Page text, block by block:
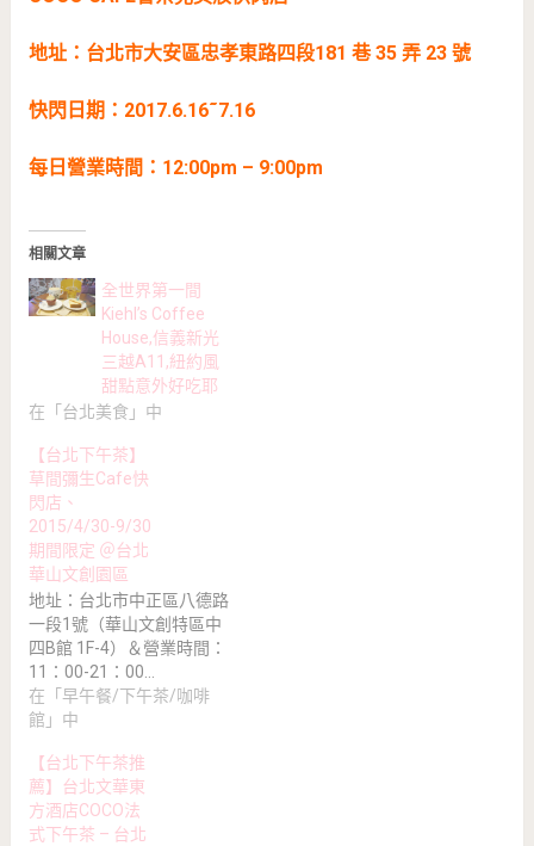
地址：台北市大安區忠孝東路四段181 巷 35 弄 23 號
快閃日期：2017.6.16˜7.16
每日營業時間：12:00pm – 9:00pm
相關文章
全世界第一間
Kiehl’s Coffee
House,信義新光
三越A11,紐約風
甜點意外好吃耶
在「台北美食」中
【台北下午茶】
草間彌生Cafe快
閃店、
2015/4/30-9/30
期間限定 ＠台北
華山文創園區
地址：台北市中正區八德路
一段1號（華山文創特區中
四B館 1F-4）＆營業時間：
11：00-21：00…
在「早午餐/下午茶/咖啡
館」中
【台北下午茶推
薦】台北文華東
方酒店COCO法
式下午茶 – 台北